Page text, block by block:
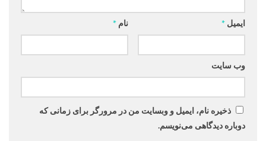
نام * ایمیل *
وب‌ سایت
ذخیره نام، ایمیل و وبسایت من در مرورگر برای زمانی که
دوباره دیدگاهی می‌نویسم.